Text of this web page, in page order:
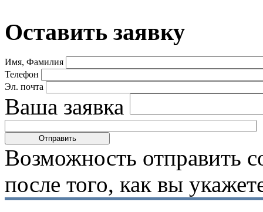
Оставить заявку
Имя, Фамилия
Телефон
Эл. почта
Ваша заявка
Возможность отправить
после того, как вы